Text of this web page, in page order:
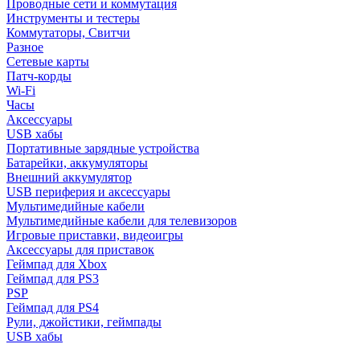
Проводные сети и коммутация
Инструменты и тестеры
Коммутаторы, Свитчи
Разное
Сетевые карты
Патч-корды
Wi-Fi
Часы
Аксессуары
USB хабы
Портативные зарядные устройства
Батарейки, аккумуляторы
Внешний аккумулятор
USB периферия и аксессуары
Мультимедийные кабели
Мультимедийные кабели для телевизоров
Игровые приставки, видеоигры
Аксессуары для приставок
Геймпад для Xbox
Геймпад для PS3
PSP
Геймпад для PS4
Рули, джойстики, геймпады
USB хабы